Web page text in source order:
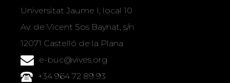
Universitat Jaume I, local 10
Av. de Vicent Sos Baynat, s/n
12071 Castelló de la Plana
e-buc@vives.org
+34 964 72 89 93